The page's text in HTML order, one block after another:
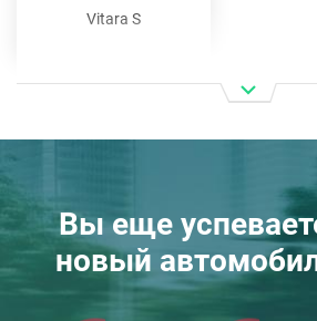
Vitara S
Вы еще
новый